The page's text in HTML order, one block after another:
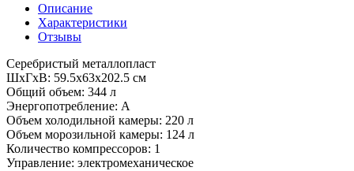
Описание
Характеристики
Отзывы
Серебристый металлопласт
ШxГxВ: 59.5x63x202.5 см
Общий объем: 344 л
Энергопотребление: A
Объем холодильной камеры: 220 л
Объем морозильной камеры: 124 л
Количество компрессоров: 1
Управление: электромеханическое